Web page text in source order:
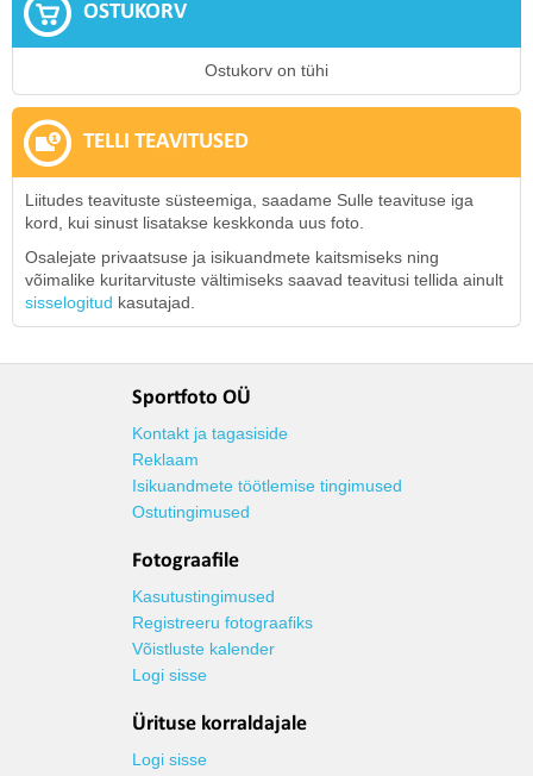
OSTUKORV
Ostukorv on tühi
TELLI TEAVITUSED
Liitudes teavituste süsteemiga, saadame Sulle teavituse iga
kord, kui sinust lisatakse keskkonda uus foto.
Osalejate privaatsuse ja isikuandmete kaitsmiseks ning
võimalike kuritarvituste vältimiseks saavad teavitusi tellida ainult
sisselogitud kasutajad.
Sportfoto OÜ
Kontakt ja tagasiside
Reklaam
Isikuandmete töötlemise tingimused
Ostutingimused
Fotograafile
Kasutustingimused
Registreeru fotograafiks
Võistluste kalender
Logi sisse
Ürituse korraldajale
Logi sisse